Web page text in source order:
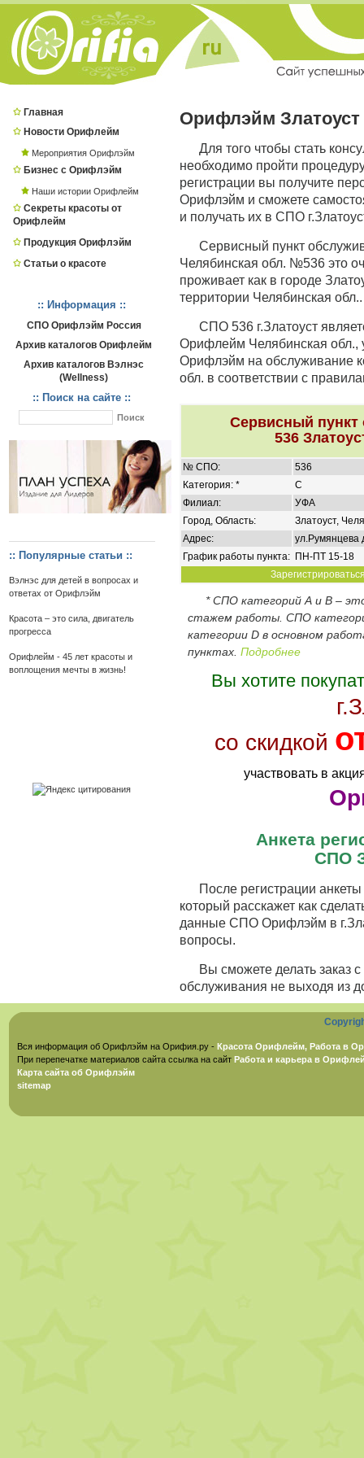
Главная
Новости Орифлейм
Мероприятия Орифлэйм
Бизнес с Орифлэйм
Наши истории Орифлейм
Секреты красоты от
Орифлейм
Продукция Орифлэйм
Статьи о красоте
:: Информация ::
СПО Орифлэйм Россия
Архив каталогов Орифлейм
Архив каталогов Вэлнэс
(Wellness)
:: Поиск на сайте ::
:: Популярные статьи ::
Вэлнэс для детей в вопросах и
ответах от Орифлэйм
Красота – это сила, двигатель
прогресса
Орифлейм - 45 лет красоты и
воплощения мечты в жизнь!
Орифлэйм Златоуст
Для того чтобы стать
необходимо пройти
регистрации вы получите
Орифлэйм и сможете
и получать их в СПО
Сервисный пункт
Челябинская обл. №536 это
проживает как в городе
территории Челябинская обл..
СПО 536 г.Златоуст
Орифлейм Челябинская обл.,
Орифлэйм на обслуживание
обл. в соответствии с
Сервисный
536
№ СПО:
536
Категория: *
C
Филиал:
УФА
Город, Область:
Златоуст,
Адрес:
ул.Румянцева
График работы пункта: ПН-ПТ 15-18
* СПО категорий А и В –
стажем работы. СПО
категории D в основном
пунктах. Подробнее
Вы хотите
со скидкой
участвовать в
Анкета
СПО
После регистрации
который расскажет как
данные СПО Орифлэйм в
вопросы.
Вы сможете делать заказ
обслуживания не выходя из
Вся информация об Орифлэйм на Орифия.ру - Красота Орифлейм, Работа в
При перепечатке материалов сайта ссылка на сайт Работа и карьера в
Карта сайта об Орифлэйм
sitemap